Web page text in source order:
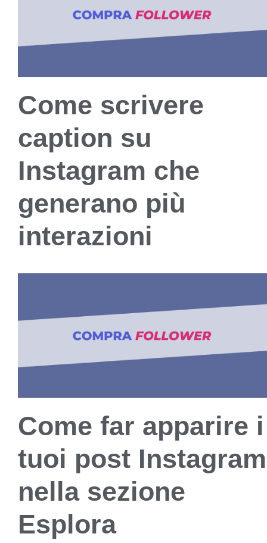
Come scrivere
caption su
Instagram che
generano più
interazioni
Come far apparire i
tuoi post Instagram
nella sezione
Esplora